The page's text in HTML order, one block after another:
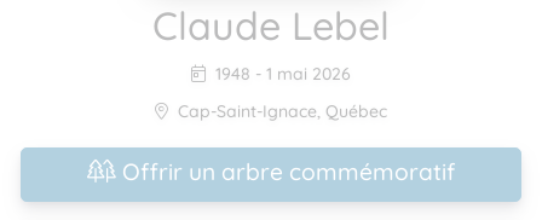
Claude Lebel
1948 - 1 mai 2026
Cap-Saint-Ignace, Québec
Offrir un arbre commémoratif